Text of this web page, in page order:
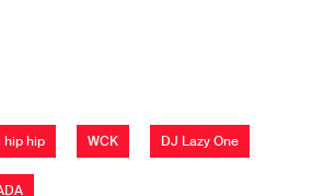
hip hip WCK DJ Lazy One